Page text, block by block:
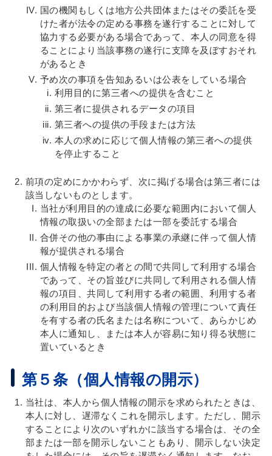
国の機関もしくは地方公共団体またはその委託を受
けた者が法令の定める事務を遂行することに対して
協力する必要がある場合であって、本人の同意を得
ることにより当該事務の遂行に支障を及ぼすおそれ
があるとき
予め次の事項を告知あるいは公表をしている場合
利用目的に第三者への提供を含むこと
第三者に提供されるデータの項目
第三者への提供の手段または方法
本人の求めに応じて個人情報の第三者への提供
を停止すること
前項の定めにかかわらず、次に掲げる場合は第三者には
該当しないものとします。
当社が利用目的の達成に必要な範囲内において個人
情報の取扱いの全部または一部を委託する場合
合併その他の事由による事業の承継に伴って個人情
報が提供される場合
個人情報を特定の者との間で共同して利用する場合
であって、その旨並びに共同して利用される個人情
報の項目、共同して利用する者の範囲、利用する者
の利用目的および当該個人情報の管理について責任
を有する者の氏名または名称について、あらかじめ
本人に通知し、または本人が容易に知り得る状態に
置いているとき
第５条（個人情報の開示）
当社は、本人から個人情報の開示を求められたときは、
本人に対し、遅滞なくこれを開示します。ただし、開示
することにより次のいずれかに該当する場合は、その全
部または一部を開示しないこともあり、開示しない決定